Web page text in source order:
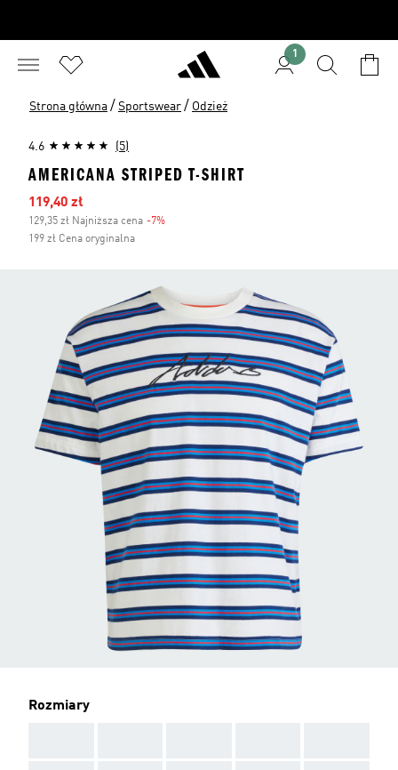
1
Strona główna / Sportswear / Odzież
4.6 (5)
AMERICANA STRIPED T-SHIRT
Ceny na wyprzedaży
119,40 zł
129,35 zł Najniższa cena -7%
199 zł Cena oryginalna
Rozmiary